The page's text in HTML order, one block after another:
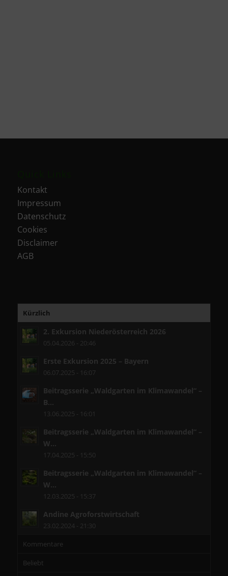
Kontakt
Impressum
Datenschutz
Cookies
Disclaimer
AGB
Kürzlich
2. Exkursion Niederösterreich 2026
05.04.2026 - 20:46
Erste Exkursion 2025 – Bayern
06.07.2025 - 16:07
Beitragsserie „Waldgarten im Klimawandel“ –
B...
13.06.2025 - 16:01
Beitragsserie „Waldgarten im Klimawandel“ –
W...
17.04.2025 - 15:50
Beitragsserie „Waldgarten im Klimawandel“ –
W...
12.03.2025 - 15:37
Andine Agroforstwirtschaft
23.02.2024 - 21:30
Kommentare
Beliebt